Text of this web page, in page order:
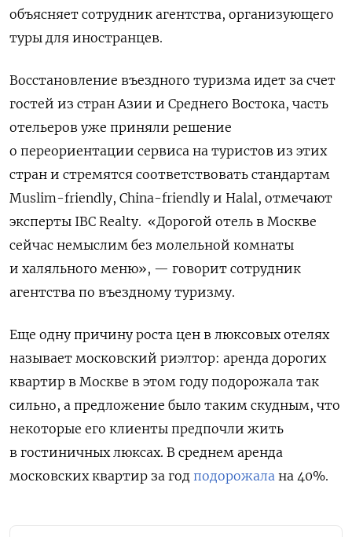
объясняет сотрудник агентства, организующего
туры для иностранцев.
Восстановление въездного туризма идет за счет
гостей из стран Азии и Среднего Востока, часть
отельеров уже приняли решение
о переориентации сервиса на туристов из этих
стран и стремятся соответствовать стандартам
Muslim-friendly, China-friendly и Halal, отмечают
эксперты IBC Realty. «Дорогой отель в Москве
сейчас немыслим без молельной комнаты
и халяльного меню», — говорит сотрудник
агентства по въездному туризму.
Еще одну причину роста цен в люксовых отелях
называет московский риэлтор: аренда дорогих
квартир в Москве в этом году подорожала так
сильно, а предложение было таким скудным, что
некоторые его клиенты предпочли жить
в гостиничных люксах. В среднем аренда
московских квартир за год подорожала на 40%.